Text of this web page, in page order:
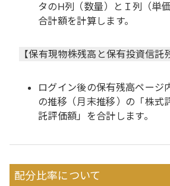
タのH列（数量）とＩ列（単
合計額を計算します。
【保有現物株残高と保有投資信託
ログイン後の保有残高ページ
の推移（月末推移）の「株式
託評価額」を合計します。
配分比率について